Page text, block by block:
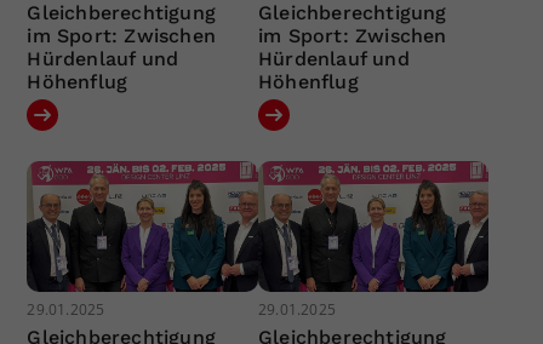
Gleichberechtigung
im Sport: Zwischen
Hürdenlauf und
Höhenflug
Gleichberechtigung
im Sport: Zwischen
Hürdenlauf und
Höhenflug
29.01.2025
Gleichberechtigung
29.01.2025
Gleichberechtigung